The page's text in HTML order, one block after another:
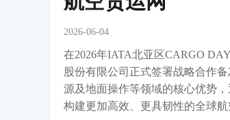
2026-06-04
在2026年IATA北亚区CARGO
股份有限公司正式签署战略合作
源及地面操作等领域的核心优势
构建更加高效、更具韧性的全球